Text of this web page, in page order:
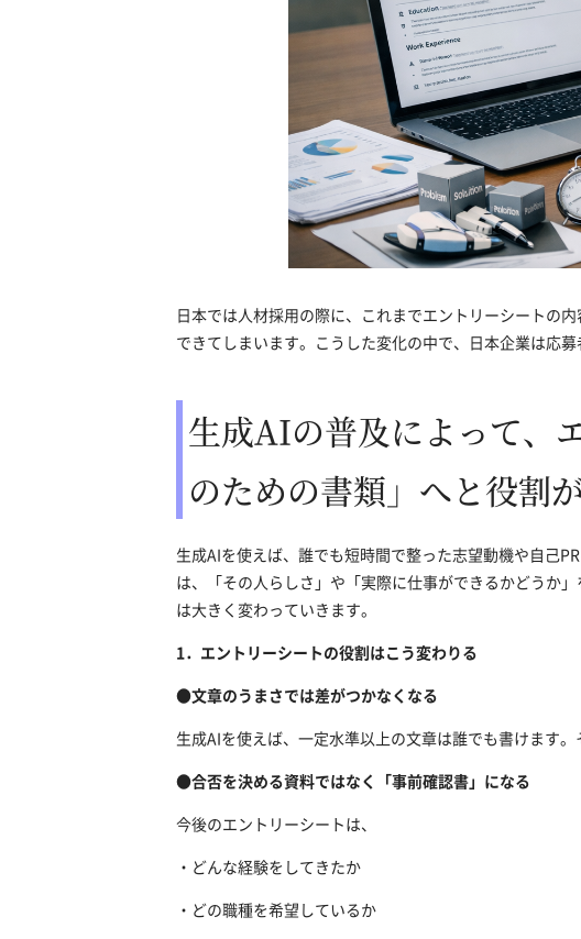
日本では人材採用の際に、これまでエントリーシートの
できてしまいます。こうした変化の中で、日本企業は応
生成AIの普及によって、
のための書類」へと役割
生成AIを使えば、誰でも短時間で整った志望動機や自己
は、「その人らしさ」や「実際に仕事ができるかどうか
は大きく変わっていきます。
1．エントリーシートの役割はこう変わりる
●文章のうまさでは差がつかなくなる
生成AIを使えば、一定水準以上の文章は誰でも書けます
●合否を決める資料ではなく「事前確認書」になる
今後のエントリーシートは、
・どんな経験をしてきたか
・どの職種を希望しているか